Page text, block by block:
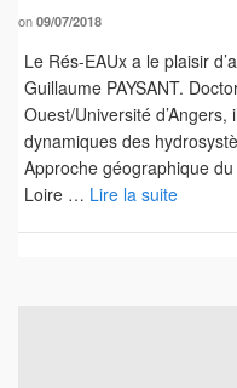
on 09/07/2018
Le Rés-EAUx a le plaisir
Guillaume PAYSANT.
Ouest/Université
dynamiques des
Approche géographique
Loire … Lire la suite